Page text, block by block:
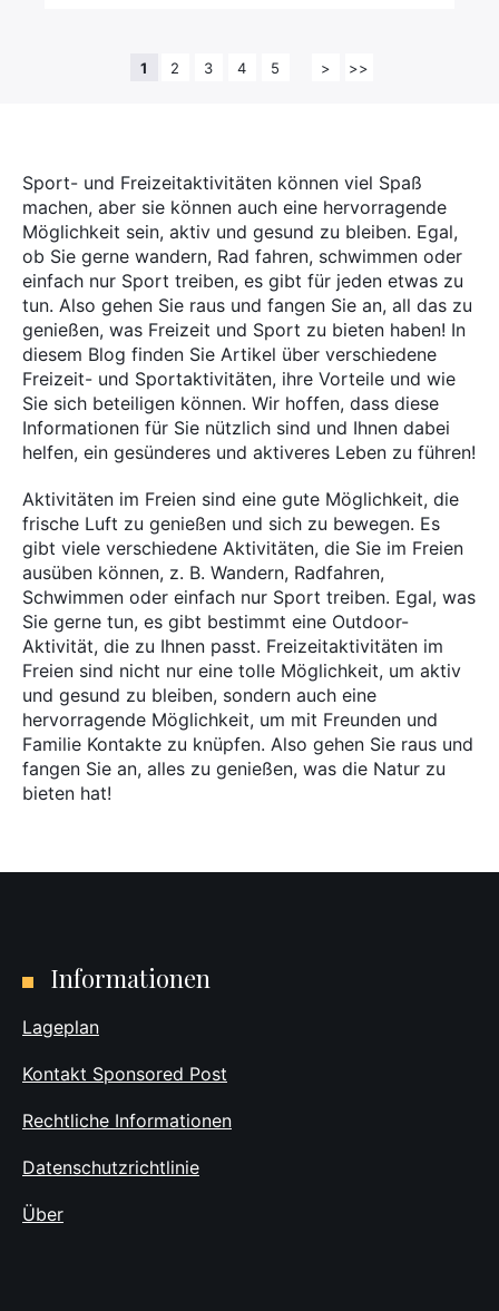
Sport- und Freizeitaktivitäten können viel Spaß
machen, aber sie können auch eine hervorragende
Möglichkeit sein, aktiv und gesund zu bleiben. Egal,
ob Sie gerne wandern, Rad fahren, schwimmen oder
einfach nur Sport treiben, es gibt für jeden etwas zu
tun. Also gehen Sie raus und fangen Sie an, all das zu
genießen, was Freizeit und Sport zu bieten haben! In
diesem Blog finden Sie Artikel über verschiedene
Freizeit- und Sportaktivitäten, ihre Vorteile und wie
Sie sich beteiligen können. Wir hoffen, dass diese
Informationen für Sie nützlich sind und Ihnen dabei
helfen, ein gesünderes und aktiveres Leben zu führen!
Aktivitäten im Freien sind eine gute Möglichkeit, die
frische Luft zu genießen und sich zu bewegen. Es
gibt viele verschiedene Aktivitäten, die Sie im Freien
ausüben können, z. B. Wandern, Radfahren,
Schwimmen oder einfach nur Sport treiben. Egal, was
Sie gerne tun, es gibt bestimmt eine Outdoor-
Aktivität, die zu Ihnen passt. Freizeitaktivitäten im
Freien sind nicht nur eine tolle Möglichkeit, um aktiv
und gesund zu bleiben, sondern auch eine
hervorragende Möglichkeit, um mit Freunden und
Familie Kontakte zu knüpfen. Also gehen Sie raus und
fangen Sie an, alles zu genießen, was die Natur zu
bieten hat!
1 2 3 4 5 > >>
Informationen
Lageplan
Kontakt Sponsored Post
Rechtliche Informationen
Datenschutzrichtlinie
Über